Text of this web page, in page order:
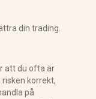
din trading.
att du ofta är
korrekt,
på